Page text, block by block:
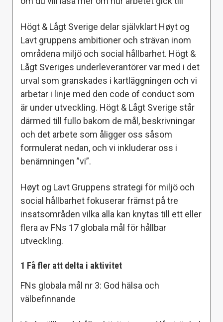
Högt & Lågt Sverige delar självklart Høyt og
Lavt gruppens ambitioner och strävan inom
områdena miljö och social hållbarhet. Högt &
Lågt Sveriges underleverantörer var med i det
urval som granskades i kartläggningen och vi
arbetar i linje med den code of conduct som
är under utveckling. Högt & Lågt Sverige står
därmed till fullo bakom de mål, beskrivningar
och det arbete som åligger oss såsom
formulerat nedan, och vi inkluderar oss i
benämningen ”vi”.
Høyt og Lavt Gruppens strategi för miljö och
social hållbarhet fokuserar främst på tre
insatsområden vilka alla kan knytas till ett eller
flera av FNs 17 globala mål för hållbar
utveckling.
1 Få fler att delta i aktivitet
FNs globala mål nr 3: God hälsa och
välbefinnande